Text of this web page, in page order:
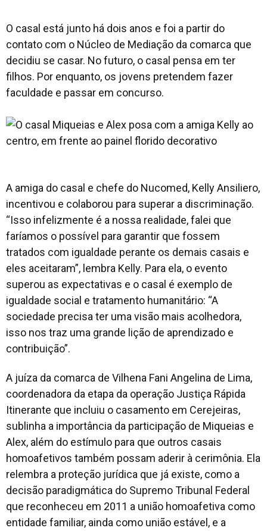
O casal está junto há dois anos e foi a partir do
contato com o Núcleo de Mediação da comarca que
decidiu se casar. No futuro, o casal pensa em ter
filhos. Por enquanto, os jovens pretendem fazer
faculdade e passar em concurso.
A amiga do casal e chefe do Nucomed, Kelly Ansiliero,
incentivou e colaborou para superar a discriminação.
“Isso infelizmente é a nossa realidade, falei que
faríamos o possível para garantir que fossem
tratados com igualdade perante os demais casais e
eles aceitaram”, lembra Kelly. Para ela, o evento
superou as expectativas e o casal é exemplo de
igualdade social e tratamento humanitário: “A
sociedade precisa ter uma visão mais acolhedora,
isso nos traz uma grande lição de aprendizado e
contribuição”.
A juíza da comarca de Vilhena Fani Angelina de Lima,
coordenadora da etapa da operação Justiça Rápida
Itinerante que incluiu o casamento em Cerejeiras,
sublinha a importância da participação de Miqueias e
Alex, além do estímulo para que outros casais
homoafetivos também possam aderir à cerimônia. Ela
relembra a proteção jurídica que já existe, como a
decisão paradigmática do Supremo Tribunal Federal
que reconheceu em 2011 a união homoafetiva como
entidade familiar, ainda como união estável, e a